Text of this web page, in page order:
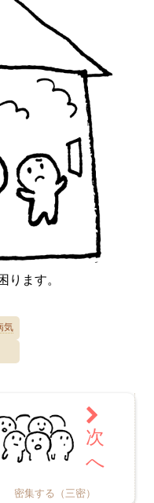
ります。
気
密集する（三密）